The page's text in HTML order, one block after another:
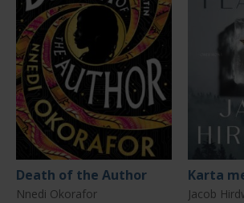
Death of the Author
Nnedi Okorafor
Karta
Jacob